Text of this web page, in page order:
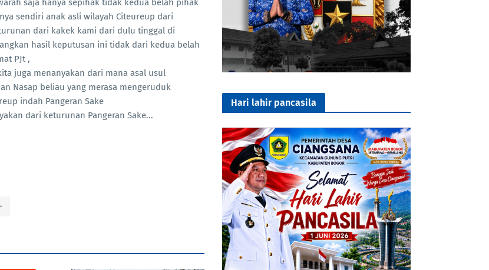
saja hanya sepihak tidak kedua belah pihak
sendiri anak asli wilayah Citeureup dari
dari kakek kami dari dulu tinggal di
hasil keputusan ini tidak dari kedua belah
PJt ,
juga menanyakan dari mana asal usul
Nasap beliau yang merasa mengeruduk
indah Pangeran Sake
dari keturunan Pangeran Sake...
Hari lahir pancasila